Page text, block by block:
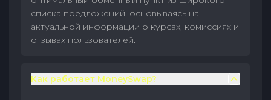
списка предложений, основываясь на
актуальной информации о курсах, комиссиях и
отзывах пользователей.
Как работает MoneySwap?